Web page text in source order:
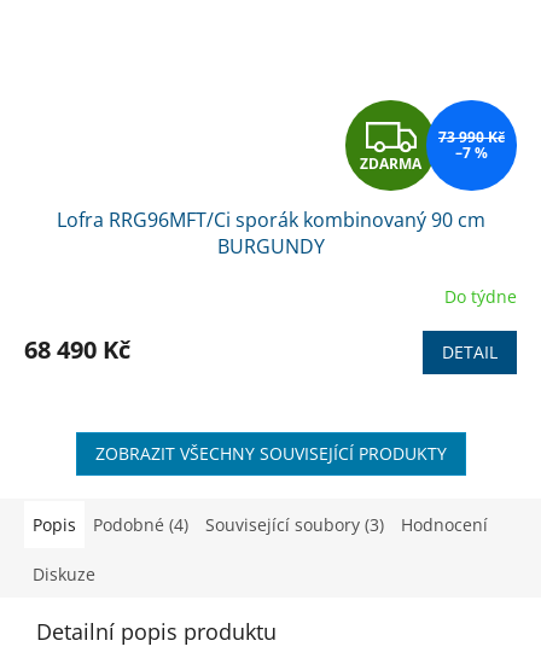
Z
D
A
R
M
A
ZDARMA
73 990 Kč
–7 %
Lofra RRG96MFT/Ci sporák kombinovaný 90 cm
BURGUNDY
Do týdne
68 490 Kč DETAIL
ZOBRAZIT VŠECHNY SOUVISEJÍCÍ PRODUKTY
Popis Podobné (4) Související soubory (3) Hodnocení
Diskuze
Detailní popis produktu